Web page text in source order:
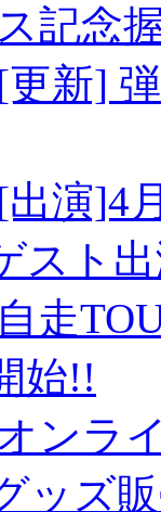
記念
更新]
出演]4
スト
自走
始!!
ンラ
ッズ